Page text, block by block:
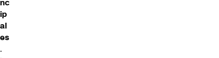
nc
ip
al
es
.